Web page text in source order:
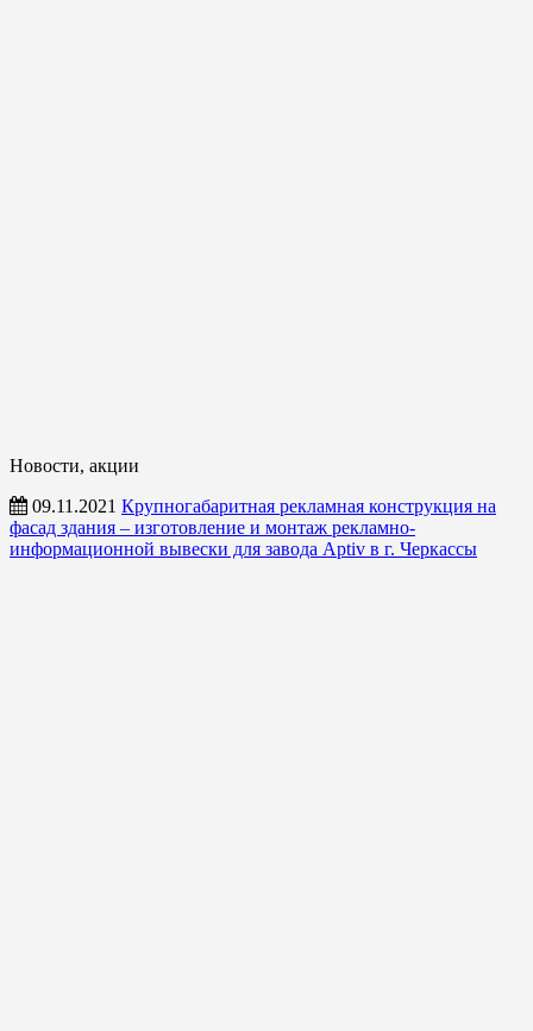
Новости, акции
09.11.2021 Крупногабаритная рекламная конструкция на
фасад здания – изготовление и монтаж рекламно-
информационной вывески для завода Aptiv в г. Черкассы